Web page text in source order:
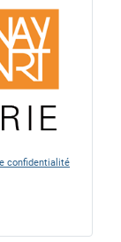
confidentialité